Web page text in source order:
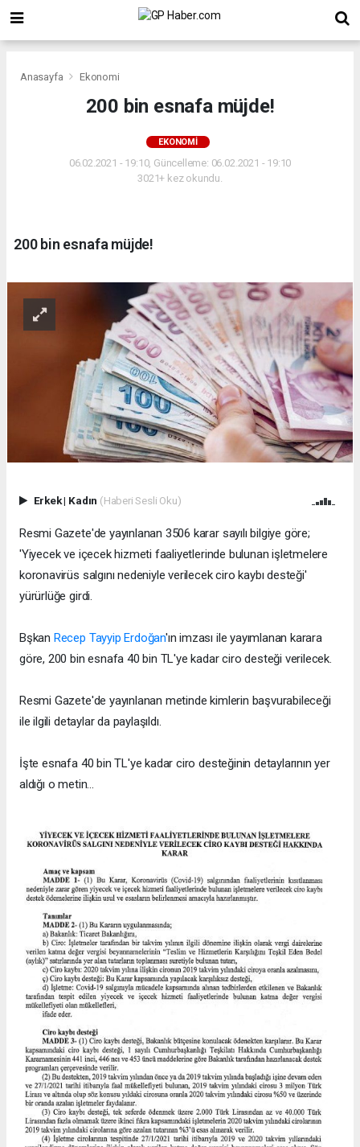
Anasayfa Ekonomi
200 bin esnafa müjde!
EKONOMI
06.02.2021 - 19:10, Güncelleme: 06.02.2021 - 19:10
3021+ kez okundu.
200 bin esnafa müjde!
Erkek| Kadın (Haberi Sesli Oku)
Resmi Gazete'de yayınlanan 3506 karar sayılı bilgiye göre;
'Yiyecek ve içecek hizmeti faaliyetlerinde bulunan işletmelere
koronavirüs salgını nedeniyle verilecek ciro kaybı desteği'
yürürlüğe girdi.
Bşkan Recep Tayyip Erdoğan'ın imzası ile yayımlanan karara
göre, 200 bin esnafa 40 bin TL'ye kadar ciro desteği verilecek.
Resmi Gazete'de yayınlanan metinde kimlerin başvurabileceği
ile ilgili detaylar da paylaşıldı.
İşte esnafa 40 bin TL'ye kadar ciro desteğinin detaylarının yer
aldığı o metin...